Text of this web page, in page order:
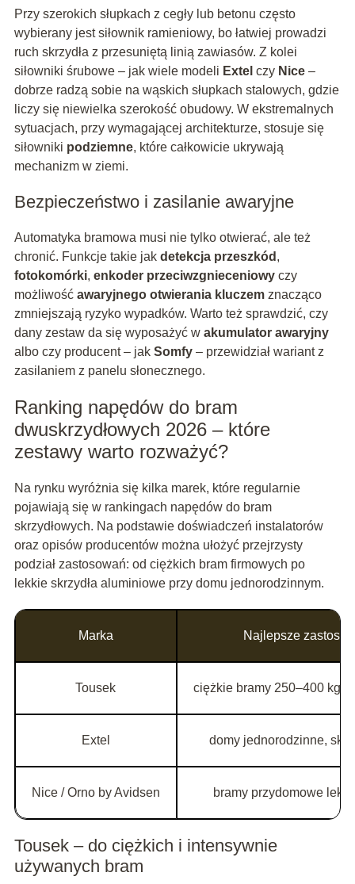
Przy szerokich słupkach z cegły lub betonu często
wybierany jest siłownik ramieniowy, bo łatwiej prowadzi
ruch skrzydła z przesuniętą linią zawiasów. Z kolei
siłowniki śrubowe – jak wiele modeli Extel czy Nice–
dobrze radzą sobie na wąskich słupkach stalowych, gdzie
liczy się niewielka szerokość obudowy. W ekstremalnych
sytuacjach, przy wymagającej architekturze, stosuje się
siłowniki podziemne, które całkowicie ukrywają
mechanizm w ziemi.
Bezpieczeństwo i zasilanie awaryjne
Automatyka bramowa musi nie tylko otwierać, ale też
chronić. Funkcje takie jak detekcja przeszkód ,
fotokomórki, enkoder przeciwzgnieceniowyczy
możliwość awaryjnego otwierania kluczemznacząco
zmniejszają ryzyko wypadków. Warto też sprawdzić, czy
dany zestaw da się wyposażyć w akumulator awaryjny
albo czy producent – jak Somfy– przewidział wariant z
zasilaniem z panelu słonecznego.
Ranking napędów do bram
dwuskrzydłowych 2026 – które
zestawy warto rozważyć?
Na rynku wyróżnia się kilka marek, które regularnie
pojawiają się w rankingach napędów do bram
skrzydłowych. Na podstawie doświadczeń instalatorów
oraz opisów producentów można ułożyć przejrzysty
podział zastosowań: od ciężkich bram firmowych po
lekkie skrzydła aluminiowe przy domu jednorodzinnym.
Marka Najlepsze
Tousek ciężkie bramy 250–400 kg,
Extel domy jednorodzinne,
Nice / Orno by Avidsen bramy przydomowe
Tousek – do ciężkich i intensywnie
używanych bram